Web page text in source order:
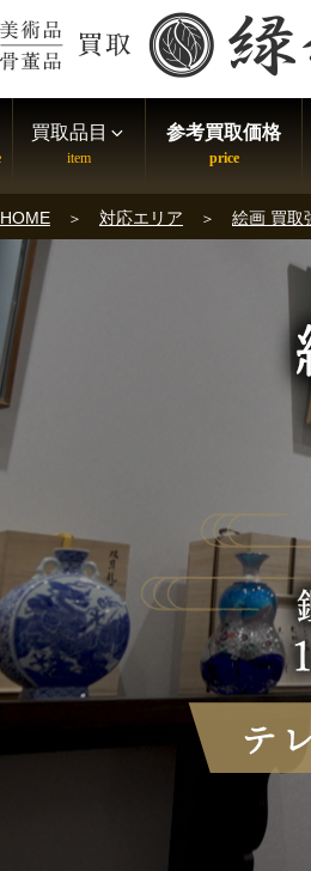
買取品目 参考買取価格
HOME 対応エリア 絵画 買取